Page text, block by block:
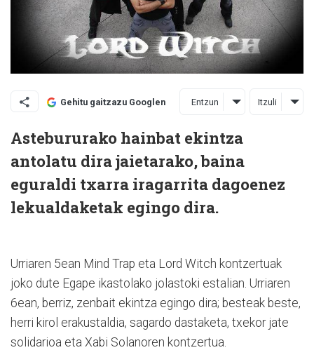
Gehitu gaitzazu Googlen Entzun Itzuli
Astebururako hainbat ekintza
antolatu dira jaietarako, baina
eguraldi txarra iragarrita dagoenez
lekualdaketak egingo dira.
Urriaren 5ean Mind Trap eta Lord Witch kontzertuak
joko dute Egape ikastolako jolastoki estalian. Urriaren
6ean, berriz, zenbait ekintza egingo dira; besteak beste,
herri kirol erakustaldia, sagardo dastaketa, txekor jate
solidarioa eta Xabi Solanoren kontzertua.